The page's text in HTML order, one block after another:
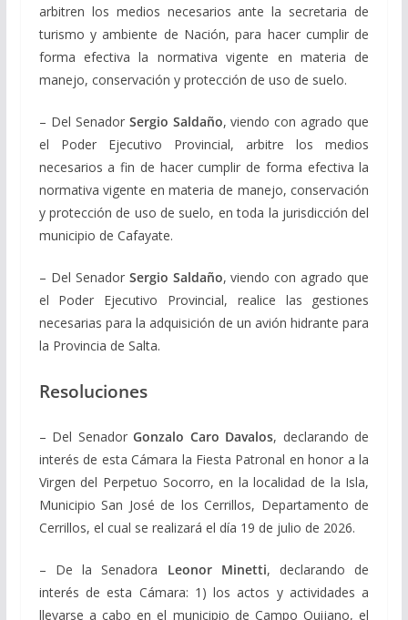
arbitren los medios necesarios ante la secretaria de
turismo y ambiente de Nación, para hacer cumplir de
forma efectiva la normativa vigente en materia de
manejo, conservación y protección de uso de suelo.
– Del Senador Sergio Saldaño, viendo con agrado que
el Poder Ejecutivo Provincial, arbitre los medios
necesarios a fin de hacer cumplir de forma efectiva la
normativa vigente en materia de manejo, conservación
y protección de uso de suelo, en toda la jurisdicción del
municipio de Cafayate.
– Del Senador Sergio Saldaño, viendo con agrado que
el Poder Ejecutivo Provincial, realice las gestiones
necesarias para la adquisición de un avión hidrante para
la Provincia de Salta.
Resoluciones
– Del SenadorGonzalo Caro Davalos, declarando de
interés de esta Cámara la Fiesta Patronal en honor a la
Virgen del Perpetuo Socorro, en la localidad de la Isla,
Municipio San José de los Cerrillos, Departamento de
Cerrillos, el cual se realizará el día 19 de julio de 2026.
– De la Senadora Leonor Minetti, declarando de
interés de esta Cámara: 1) los actos y actividades a
llevarse a cabo en el municipio de Campo Quijano, el